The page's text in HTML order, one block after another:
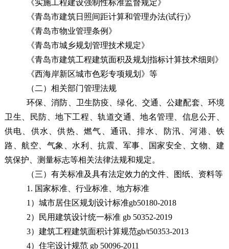
《实施工程建设强制性标准监督规定》
《青岛市建筑日照间距计算和管理办法(试行)》
《青岛市物业管理条例 》
《青岛市城乡规划管理技术规定》
《青岛市建筑工程建筑面积及规划指标计算技术细则》
《西海岸新区城市色彩专项规划》 等
（二）相关部门管理法规
环保、消防、卫生防疫、绿化、交通、公建配套、环境
卫生、民防、地下工程、轨道交通、地名管理、信息公开、
供电、供水、供热、燃气、通讯、排水、防汛、河港、铁
路、航空、气象、水利、抗震、军事、国家安全、文物、建
筑保护、测量标志等相关法律法规和规定。
（三）有关标准及具有法定效力的文件、图纸、资料等
1. 国家标准、行业标准、地方标准
1） 城市居住区规划设计标准gb50180-2018
2）民用建筑设计统一标准gb 50352-2019
3）建筑工程建筑面积计算规范gb/t50353-2013
4）住宅设计规范 gb 50096-2011